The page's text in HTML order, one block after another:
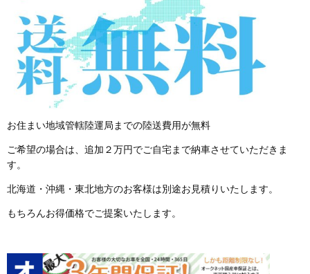
お住まい地域管轄陸運局までの陸送費用が無料
ご希望の場合は、追加２万円でご自宅まで納車させていただきま
す。
北海道・沖縄・東北地方のお客様は別途お見積りいたします。
もちろんお得価格でご提案いたします。